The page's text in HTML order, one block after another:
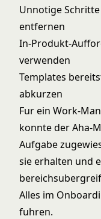
Unnotige
entfernen
In-Produkt-
verwenden
Templates
abkurzen
Fur ein Work-
konnte derAha-
Aufgabe
sie erhalten und
Alles im
fuhren.